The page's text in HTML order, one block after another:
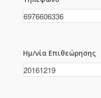
Ημ/νία Επιθεώρησης